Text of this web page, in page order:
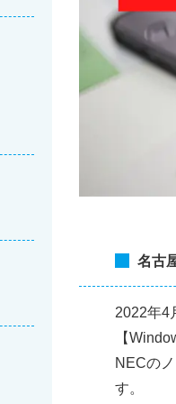
名古
2022年
【
NECの
す。